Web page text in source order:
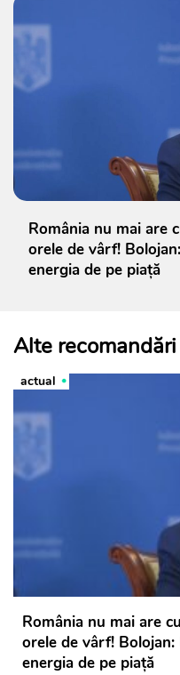
România nu mai are
orele de vârf!
energia de pe piață
Alte recomandări
actual
România nu mai are
orele de vârf!
energia de pe piață